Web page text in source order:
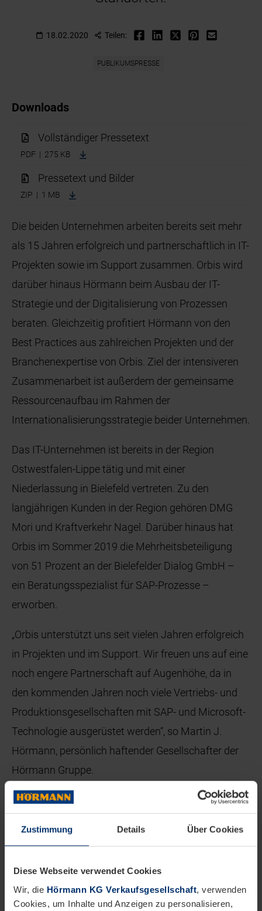
Zustimmung Details Über Cookies
Diese Webseite verwendet Cookies
Wir, die Hörmann KG Verkaufsgesellschaft, verwenden
Cookies, um Inhalte und Anzeigen zu personalisieren,
18.02.2020 Teilen:
PUBLIKUMSPRESSE
Downloads
Vollständiger Pressetext
PDF | 275 KB
Pressetext und Bilder
ZIP | 1 MB
Die beiden Unternehmen arbeiten bereits seit mehr
als 15 Jahren erfolgreich und partnerschaftlich in IT-
Projekten sowie im Support zusammen. Orbis wird
darüber hinaus Hörmann beim Ausbau der IT-
Strategie und der Digitalisierung von Prozessen
beraten. Gleichzeitig profitiert Hörmann von den
Best Practices aus zahlreichen Projekten und der
Branchenexpertise von Orbis. Ziel der intensiveren
Zusammenarbeit ist außerdem der gemeinsame
Ressourcenaufbau im Rahmen der
Internationalisierungsstrategie beider Unternehmen.
Das IT-Unternehmen ist bereits in der Region
Ostwestfalen-Lippe tätig und mit einer
Niederlassung in Bielefeld vertreten. Zu den
langjährigen Kunden in der Region gehören DMG
Mori und Kraftverkehr Nagel. Darüber hinaus hat
Orbis im Sommer 2019 die Mehrheitsbeteiligung
von 51 Prozent an der Bielefelder Dialog GmbH –
ein Beratungsspezialist für SAP-Prozesse –
erworben.
„Orbis unterstützt uns seit vielen Jahren erfolgreich
in Projekten und im Support. Wir freuen uns auf eine
noch engere Partnerschaft auf Augenhöhe, da in
den kommenden Jahren noch viele Vertriebs- und
Produktionsgesellschaften mit SAP- und Microsoft-
Technologie ausgerüstet werden“, so Martin J.
Hörmann, persönlich haftender Gesellschafter der
Hörmann Gruppe.
Die Mitgründer und Vorstände der Orbis AG,
weiterhin mit mehr als 15 Prozent beteiligt. „Wir sind
Familienunternehmens Hörmann als Anker-Aktionär
die Weichen für eine nachhaltige